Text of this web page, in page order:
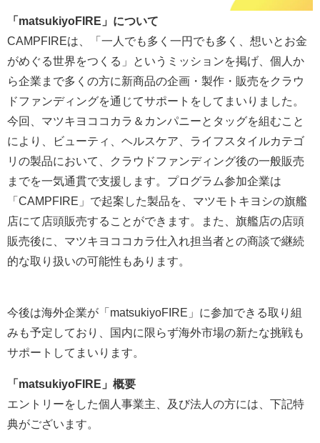
「matsukiyoFIRE」について
CAMPFIREは、「一人でも多く一円でも多く、想いとお金
がめぐる世界をつくる」というミッションを掲げ、個人か
ら企業まで多くの方に新商品の企画・製作・販売をクラウ
ドファンディングを通じてサポートをしてまいりました。
今回、マツキヨココカラ＆カンパニーとタッグを組むこと
により、ビューティ、ヘルスケア、ライフスタイルカテゴ
リの製品において、クラウドファンディング後の一般販売
までを一気通貫で支援します。プログラム参加企業は
「CAMPFIRE」で起案した製品を、マツモトキヨシの旗艦
店にて店頭販売することができます。また、旗艦店の店頭
販売後に、マツキヨココカラ仕入れ担当者との商談で継続
的な取り扱いの可能性もあります。
今後は海外企業が「matsukiyoFIRE」に参加できる取り組
みも予定しており、国内に限らず海外市場の新たな挑戦も
サポートしてまいります。
「matsukiyoFIRE」概要
エントリーをした個人事業主、及び法人の方には、下記特
典がございます。